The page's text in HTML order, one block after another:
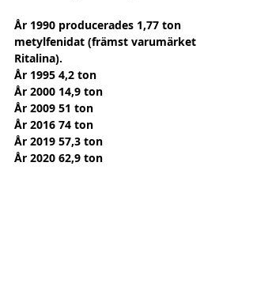
År 1990 producerades 1,77 ton
metylfenidat (främst varumärket
Ritalina).
År 1995 4,2 ton
År 2000 14,9 ton
År 2009 51 ton
År 2016 74 ton
År 2019 57,3 ton
År 2020 62,9 ton